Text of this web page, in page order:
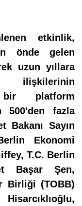
etkinlik,
önde gelen
uzun yıllara
ilişkilerinin
bir platform
500'den fazla
Bakanı Sayın
Ekonomi
T.C. Berlin
Başar Şen,
Birliği (TOBB)